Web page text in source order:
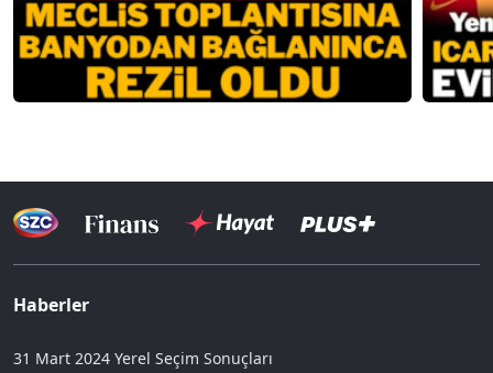
Haberler
31 Mart 2024 Yerel Seçim Sonuçları